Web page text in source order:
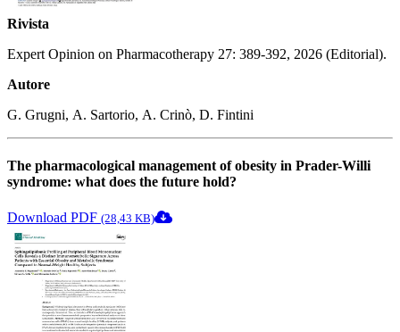
Rivista
Expert Opinion on Pharmacotherapy 27: 389-392, 2026 (Editorial).
Autore
G. Grugni, A. Sartorio, A. Crinò, D. Fintini
The pharmacological management of obesity in Prader-Willi
syndrome: what does the future hold?
Download PDF (28,43 KB)